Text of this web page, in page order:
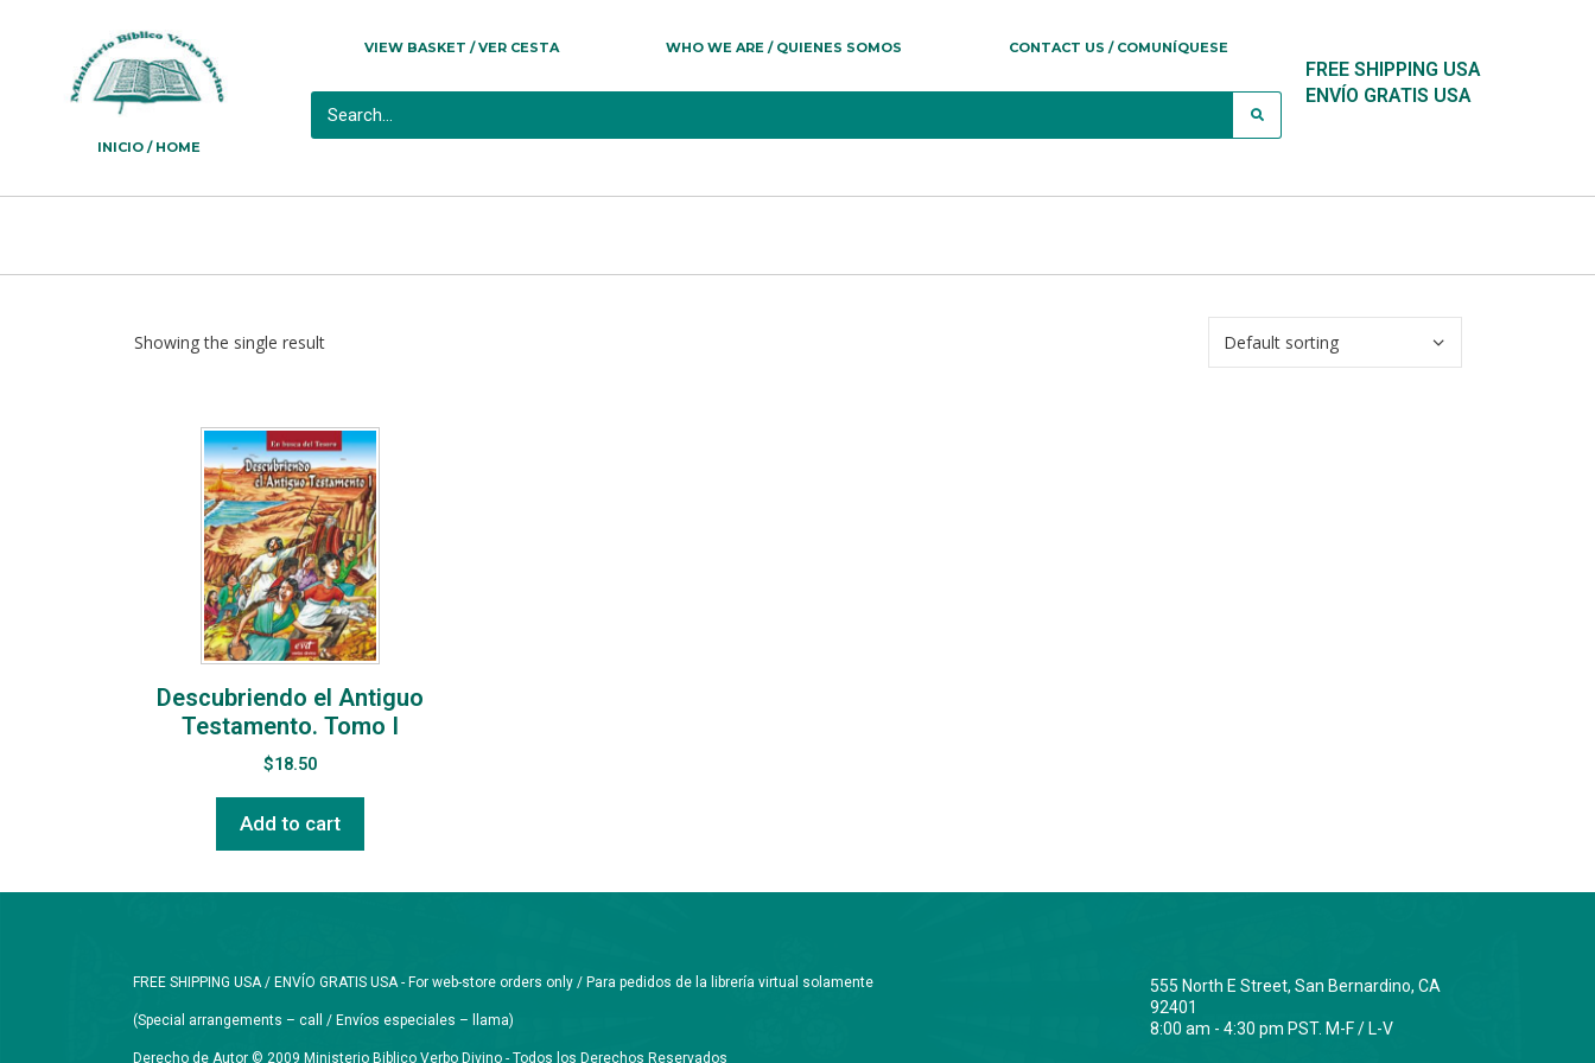
INICIO / HOME
VIEW BASKET / VER CESTA WHO WE ARE / QUIENES SOMOS CONTACT US / COMUNÍQUESE
FREE SHIPPING USA
ENVÍO GRATIS USA
Showing the single result
Descubriendo el Antiguo
Testamento. Tomo I
$18.50
Add to cart
FREE SHIPPING USA / ENVÍO GRATIS USA - For web-store orders only / Para pedidos de la librería virtual solamente
(Special arrangements – call / Envíos especiales – llama)
Derecho de Autor © 2009 Ministerio Biblico Verbo Divino - Todos los Derechos Reservados
555 North E Street, San Bernardino, CA
92401
8:00 am - 4:30 pm PST. M-F / L-V